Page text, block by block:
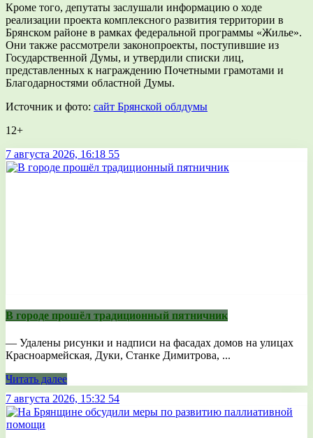
Кроме того, депутаты заслушали информацию о ходе
реализации проекта комплексного развития территории в
Брянском районе в рамках федеральной программы «Жилье».
Они также рассмотрели законопроекты, поступившие из
Государственной Думы, и утвердили списки лиц,
представленных к награждению Почетными грамотами и
Благодарностями областной Думы.
Источник и фото: сайт Брянской облдумы
12+
7 августа 2026, 16:18 55
В городе прошёл традиционный пятничник
— Удалены рисунки и надписи на фасадах домов на улицах
Красноармейская, Дуки, Станке Димитрова, ...
Читать далее
7 августа 2026, 15:32 54